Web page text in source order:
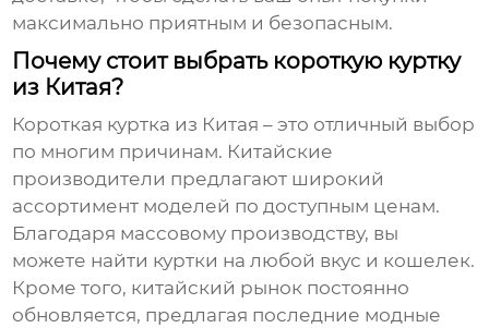
максимально приятным и безопасным.
Почему стоит выбрать короткую куртку
из Китая?
Короткая куртка из Китая – это отличный выбор
по многим причинам. Китайские
производители предлагают широкий
ассортимент моделей по доступным ценам.
Благодаря массовому производству, вы
можете найти куртки на любой вкус и кошелек.
Кроме того, китайский рынок постоянно
обновляется, предлагая последние модные